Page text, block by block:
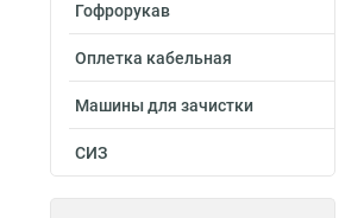
Гофрорукав
Оплетка кабельная
Машины для зачистки
СИЗ